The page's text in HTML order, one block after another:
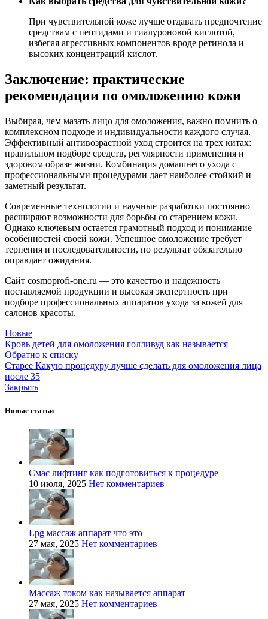
При чувствительной коже лучше отдавать предпочтение
средствам с пептидами и гиалуроновой кислотой,
избегая агрессивных компонентов вроде ретинола и
высоких концентраций кислот.
Заключение: практические
рекомендации по омоложению кожи
Выбирая, чем мазать лицо для омоложения, важно помнить о
комплексном подходе и индивидуальности каждого случая.
Эффективный антивозрастной уход строится на трех китах:
правильном подборе средств, регулярности применения и
здоровом образе жизни. Комбинация домашнего ухода с
профессиональными процедурами дает наиболее стойкий и
заметный результат.
Современные технологии и научные разработки постоянно
расширяют возможности для борьбы со старением кожи.
Однако ключевым остается грамотный подход и понимание
особенностей своей кожи. Успешное омоложение требует
терпения и последовательности, но результат обязательно
оправдает ожидания.
Сайт cosmoprofi-one.ru — это качество и надежность
поставляемой продукции и высокая экспертность при
подборе профессиональных аппаратов ухода за кожей для
салонов красоты.
Новые
Кровь детей для омоложения голливуд как называется
Обратно к списку
Старее Какую процедуру лучше сделать для омоложения лица
после 35
Закрыть
Новые статьи
Смас лифтинг как подготовиться к процедуре
10 июля, 2025 Нет комментариев
Lpg массаж аппарат что это
27 мая, 2025 Нет комментариев
Массаж током как называется аппарат
27 мая, 2025 Нет комментариев